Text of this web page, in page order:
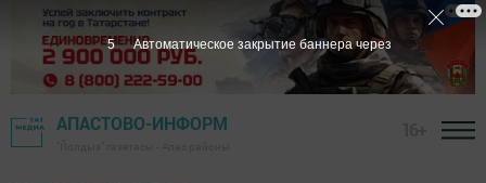
АПАСТОВО-ИНФОРМ
4 Автоматическое закрытие баннера через